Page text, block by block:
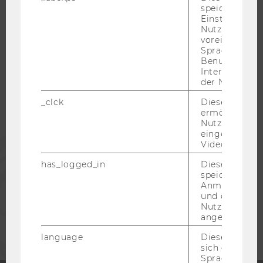
ALUMNI
speichert
Nutzer*in, zB.
Sprache,
der Nutzer*in
_clck
Dieses Cookie
ermöglicht
Nutzung des
Video Players
has_logged_in
Dieses Cookie
speichert
und ob sich
Nutzer*in
angemeldet
language
Dieses
sich die